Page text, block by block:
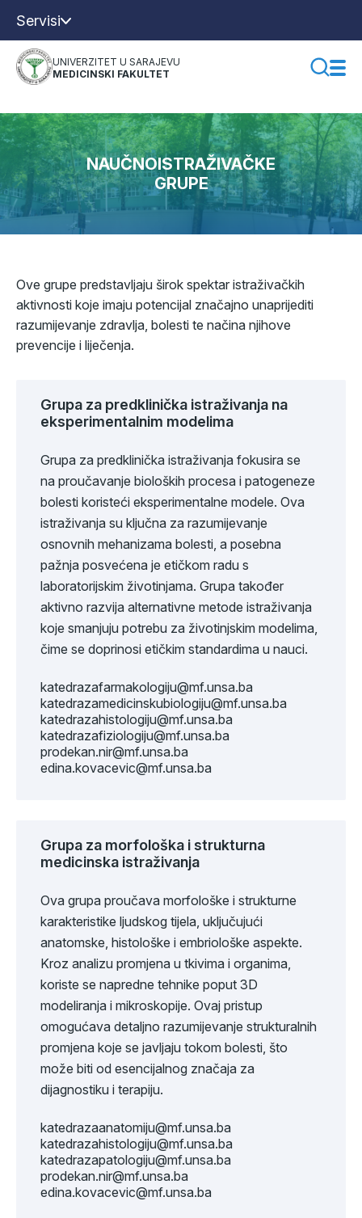
Servisi
UNIVERZITET U SARAJEVU
MEDICINSKI FAKULTET
NAUČNOISTRAŽIVAČKE
GRUPE
Ove grupe predstavljaju širok spektar istraživačkih
aktivnosti koje imaju potencijal značajno unaprijediti
razumijevanje zdravlja, bolesti te načina njihove
prevencije i liječenja.
Grupa za predklinička istraživanja na
eksperimentalnim modelima
Grupa za predklinička istraživanja fokusira se
na proučavanje bioloških procesa i patogeneze
bolesti koristeći eksperimentalne modele. Ova
istraživanja su ključna za razumijevanje
osnovnih mehanizama bolesti, a posebna
pažnja posvećena je etičkom radu s
laboratorijskim životinjama. Grupa također
aktivno razvija alternativne metode istraživanja
koje smanjuju potrebu za životinjskim modelima,
čime se doprinosi etičkim standardima u nauci.
katedrazafarmakologiju@mf.unsa.ba
katedrazamedicinskubiologiju@mf.unsa.ba
katedrazahistologiju@mf.unsa.ba
katedrazafiziologiju@mf.unsa.ba
prodekan.nir@mf.unsa.ba
edina.kovacevic@mf.unsa.ba
Grupa za morfološka i strukturna
medicinska istraživanja
Ova grupa proučava morfološke i strukturne
karakteristike ljudskog tijela, uključujući
anatomske, histološke i embriološke aspekte.
Kroz analizu promjena u tkivima i organima,
koriste se napredne tehnike poput 3D
modeliranja i mikroskopije. Ovaj pristup
omogućava detaljno razumijevanje strukturalnih
promjena koje se javljaju tokom bolesti, što
može biti od esencijalnog značaja za
dijagnostiku i terapiju.
katedrazaanatomiju@mf.unsa.ba
katedrazahistologiju@mf.unsa.ba
katedrazapatologiju@mf.unsa.ba
prodekan.nir@mf.unsa.ba
edina.kovacevic@mf.unsa.ba